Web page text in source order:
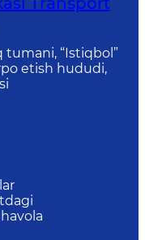
tumani, “Istiqbol”
etish hududi,